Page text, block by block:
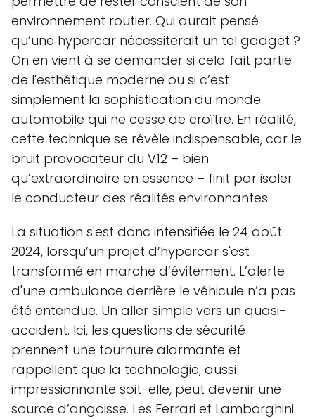
environnement routier. Qui aurait pensé
qu’une hypercar nécessiterait un tel gadget ?
On en vient à se demander si cela fait partie
de l'esthétique moderne ou si c’est
simplement la sophistication du monde
automobile qui ne cesse de croître. En réalité,
cette technique se révèle indispensable, car le
bruit provocateur du V12 – bien
qu’extraordinaire en essence – finit par isoler
le conducteur des réalités environnantes.
La situation s'est donc intensifiée le 24 août
2024, lorsqu’un projet d’hypercar s'est
transformé en marche d’évitement. L’alerte
d'une ambulance derrière le véhicule n’a pas
été entendue. Un aller simple vers un quasi-
accident. Ici, les questions de sécurité
prennent une tournure alarmante et
rappellent que la technologie, aussi
impressionnante soit-elle, peut devenir une
source d’angoisse. Les Ferrari et Lamborghini